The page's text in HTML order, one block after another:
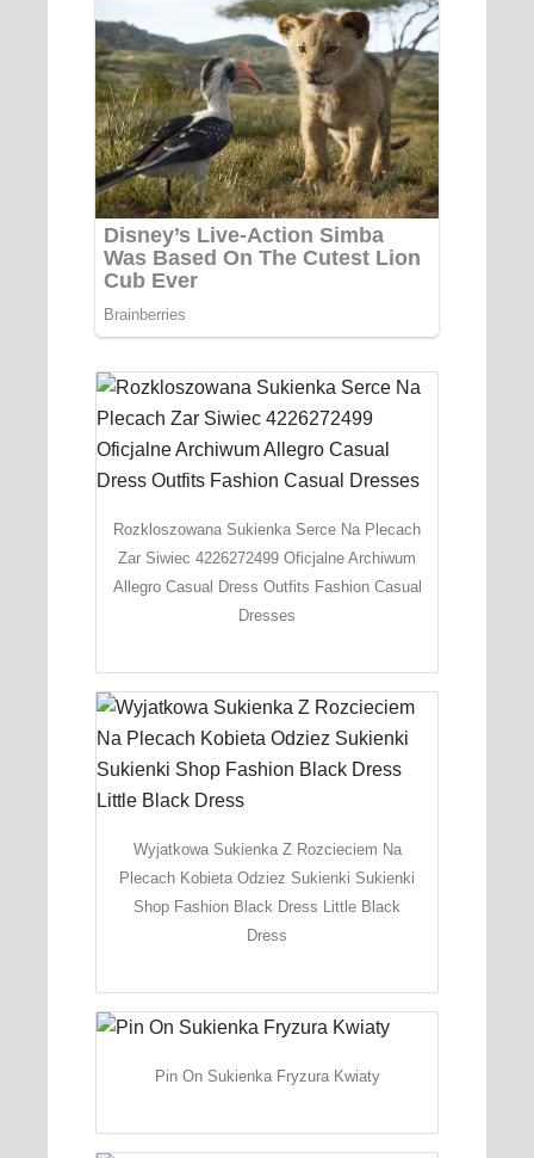
Rozkloszowana Sukienka Serce Na Plecach
Zar Siwiec 4226272499 Oficjalne Archiwum
Allegro Casual Dress Outfits Fashion Casual
Dresses
Wyjatkowa Sukienka Z Rozcieciem Na
Plecach Kobieta Odziez Sukienki Sukienki
Shop Fashion Black Dress Little Black
Dress
Pin On Sukienka Fryzura Kwiaty